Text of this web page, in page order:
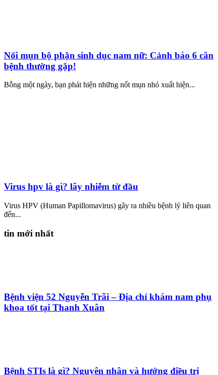
Nổi mụn bộ phận sinh dục nam nữ: Cảnh báo 6 căn
bệnh thường gặp!
Bỗng một ngày, bạn phát hiện những nốt mụn nhỏ xuất hiện...
Virus hpv là gì? lây nhiễm từ đầu
Virus HPV (Human Papillomavirus) gây ra nhiều bệnh lý liên quan
đến...
tin mới nhất
Bệnh viện 52 Nguyễn Trãi – Địa chỉ khám nam phụ
khoa tốt tại Thanh Xuân
Bệnh STIs là gì? Nguyên nhân và hướng điều trị